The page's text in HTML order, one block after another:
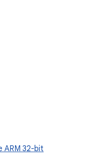
ARM 32-bit